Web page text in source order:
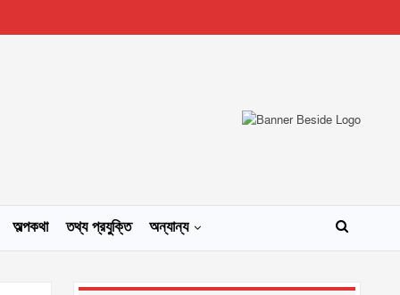
অল্পকথা তথ্য প্রযুক্তি অন্যান্য